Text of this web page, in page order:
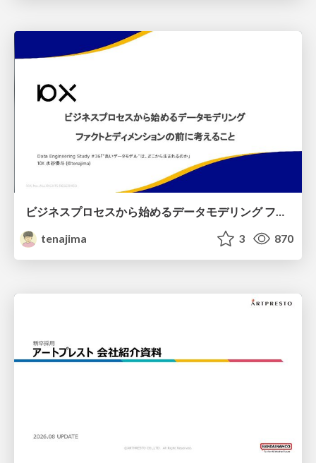
ビジネスプロセスから始めるデータモデリング ファクトとディメンションの前に考えること
tenajima
3 870